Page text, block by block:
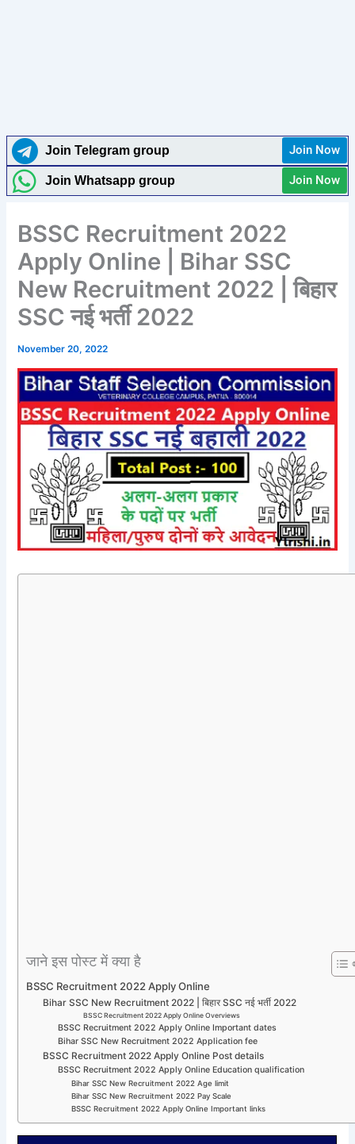
Join Telegram group Join Now
Join Whatsapp group Join Now
BSSC Recruitment 2022
Apply Online | Bihar SSC
New Recruitment 2022 | बिहार
SSC नई भर्ती 2022
November 20, 2022
जाने इस पोस्ट में क्या है
BSSC Recruitment 2022 Apply Online
Bihar SSC New Recruitment 2022 | बिहार SSC नई भर्ती 2022
BSSC Recruitment 2022 Apply Online Overviews
BSSC Recruitment 2022 Apply Online Important dates
Bihar SSC New Recruitment 2022 Application fee
BSSC Recruitment 2022 Apply Online Post details
BSSC Recruitment 2022 Apply Online Education qualification
Bihar SSC New Recruitment 2022 Age limit
Bihar SSC New Recruitment 2022 Pay Scale
BSSC Recruitment 2022 Apply Online Important links